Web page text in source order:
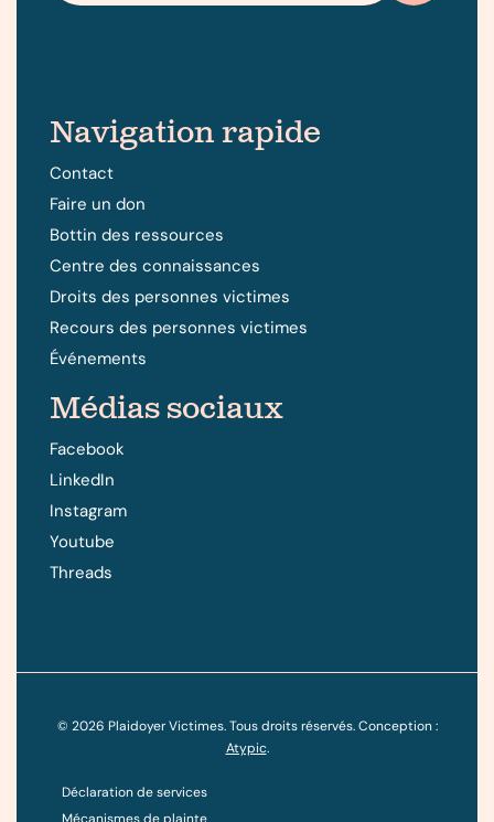
Navigation rapide
Contact
Faire un don
Bottin des ressources
Centre des connaissances
Droits des personnes victimes
Recours des personnes victimes
Événements
Médias sociaux
Facebook
LinkedIn
Instagram
Youtube
Threads
© 2026 Plaidoyer Victimes. Tous droits réservés. Conception :
Atypic.
Déclaration de services
Mécanismes de plainte